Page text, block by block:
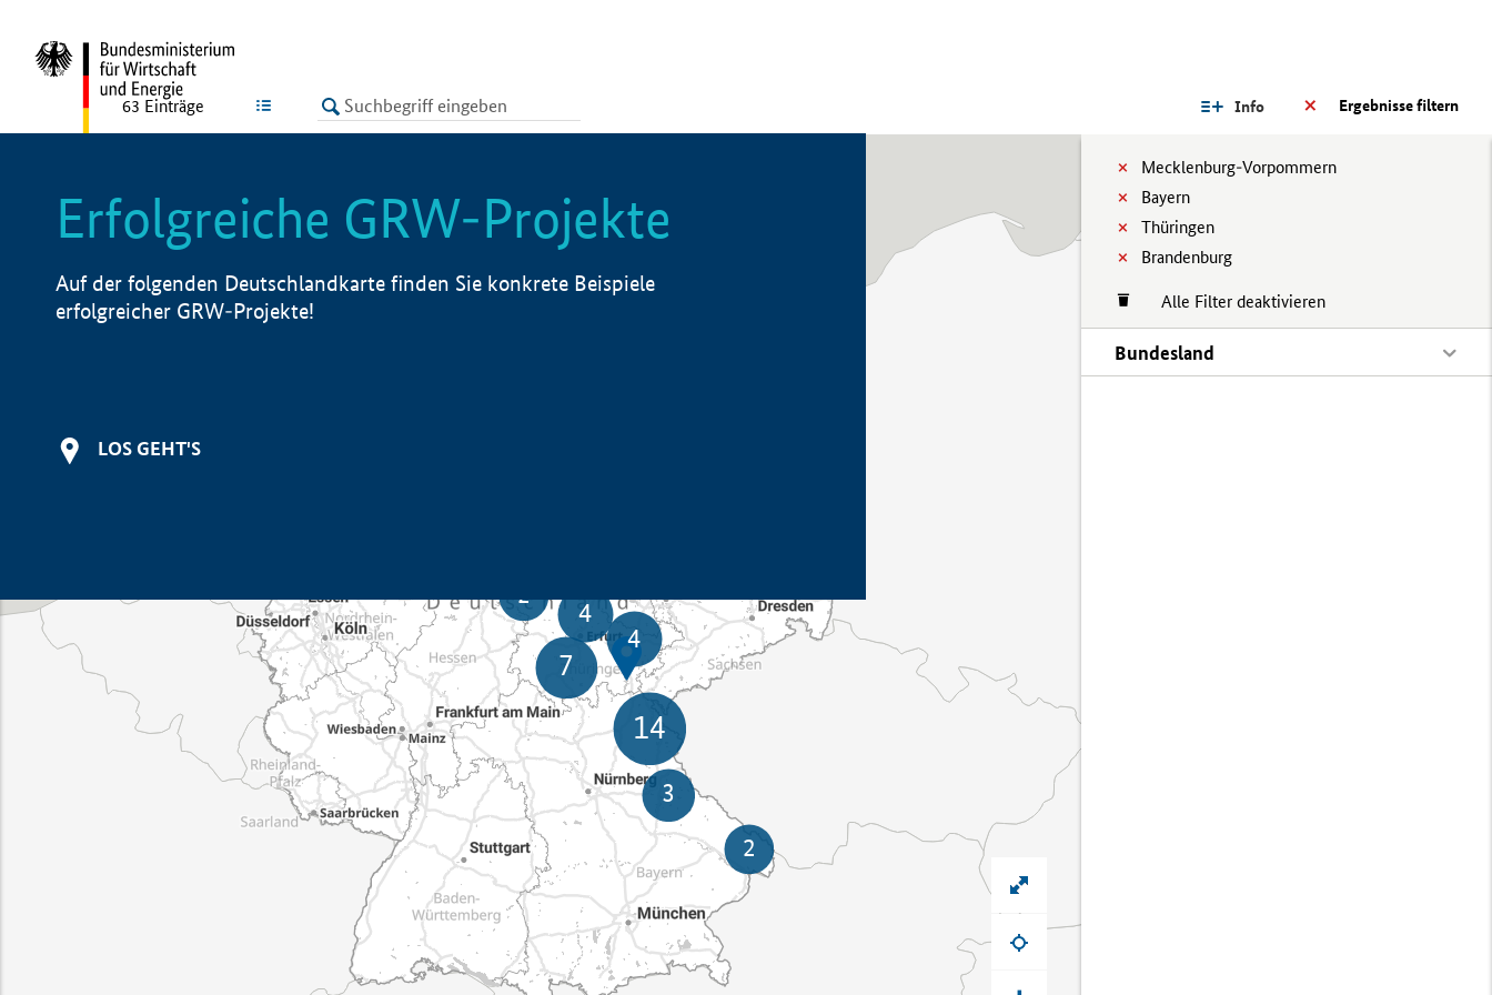
LISTE Ergebnisse filtern
Info
Mecklenburg-Vorpommern
Bayern
Thüringen
Brandenburg
Alle Filter deaktivieren
Bundesland
63 Einträge
Erfolgreiche GRW-Projekte
Auf der folgenden Deutschlandkarte finden Sie konkrete Beispiele
erfolgreicher GRW-Projekte!
LOS GEHT'S